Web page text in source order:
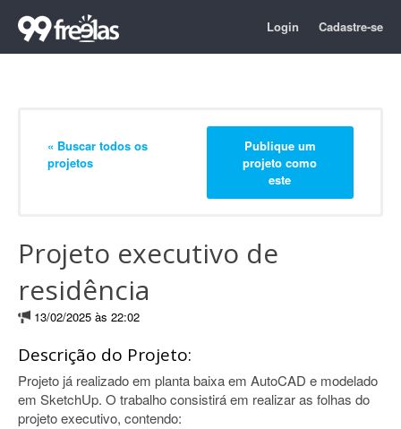
Login Cadastre-se
« Buscar todos os
projetos
Publique um
projeto como
este
Projeto executivo de
residência
13/02/2025 às 22:02
Descrição do Projeto:
Projeto já realizado em planta baixa em AutoCAD e modelado
em SketchUp. O trabalho consistirá em realizar as folhas do
projeto executivo, contendo: